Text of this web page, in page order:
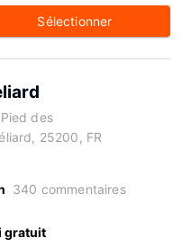
Sélectionner
des
25200, FR
340 commentaires
gratuit